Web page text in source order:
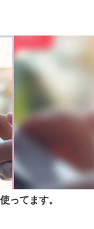
ってます。